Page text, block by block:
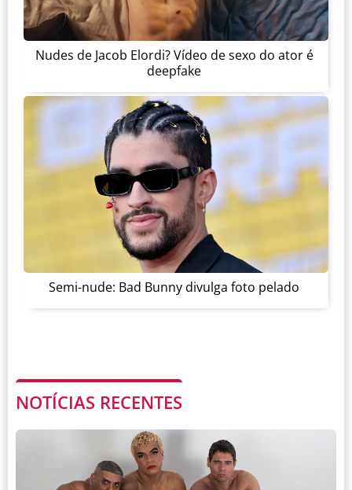
Nudes de Jacob Elordi? Vídeo de sexo do ator é
deepfake
Semi-nude: Bad Bunny divulga foto pelado
NOTÍCIAS RECENTES